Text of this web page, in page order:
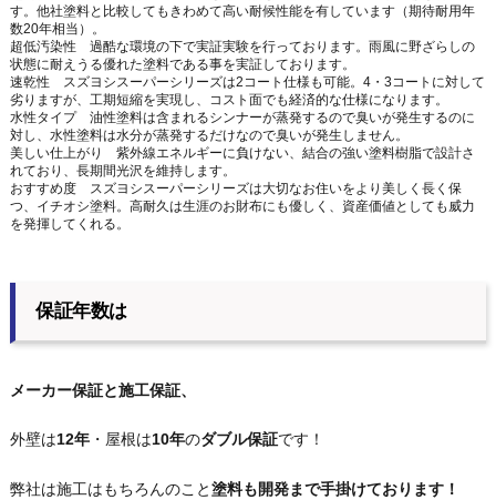
す。他社塗料と比較してもきわめて高い耐候性能を有しています（期待耐用年
数20年相当）。
超低汚染性 過酷な環境の下で実証実験を行っております。雨風に野ざらしの
状態に耐えうる優れた塗料である事を実証しております。
速乾性 スズヨシスーパーシリーズは2コート仕様も可能。4・3コートに対して
劣りますが、工期短縮を実現し、コスト面でも経済的な仕様になります。
水性タイプ 油性塗料は含まれるシンナーが蒸発するので臭いが発生するのに
対し、水性塗料は水分が蒸発するだけなので臭いが発生しません。
美しい仕上がり 紫外線エネルギーに負けない、結合の強い塗料樹脂で設計さ
れており、長期間光沢を維持します。
おすすめ度 スズヨシスーパーシリーズは大切なお住いをより美しく長く保
つ、イチオシ塗料。高耐久は生涯のお財布にも優しく、資産価値としても威力
を発揮してくれる。
保証年数は
メーカー保証と施工保証、
外壁は12年・屋根は10年のダブル保証です！
弊社は施工はもちろんのこと塗料も開発まで手掛けております！